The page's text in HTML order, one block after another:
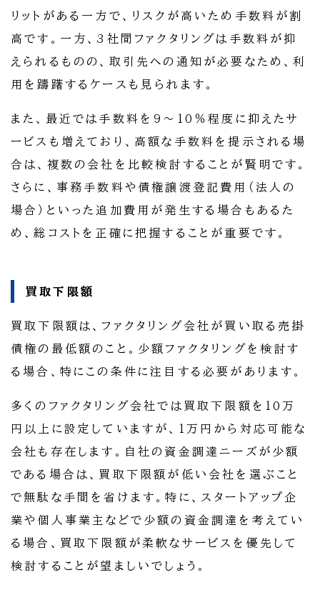
リットがある一方で、リスクが高いため手数料が割
高です。一方、3社間ファクタリングは手数料が抑
えられるものの、取引先への通知が必要なため、利
用を躊躇するケースも見られます。
また、最近では手数料を9～10％程度に抑えたサ
ービスも増えており、高額な手数料を提示される場
合は、複数の会社を比較検討することが賢明です。
さらに、事務手数料や債権譲渡登記費用（法人の
場合）といった追加費用が発生する場合もあるた
め、総コストを正確に把握することが重要です。
買取下限額
買取下限額は、ファクタリング会社が買い取る売掛
債権の最低額のこと。少額ファクタリングを検討す
る場合、特にこの条件に注目する必要があります。
多くのファクタリング会社では買取下限額を10万
円以上に設定していますが、1万円から対応可能な
会社も存在します。自社の資金調達ニーズが少額
である場合は、買取下限額が低い会社を選ぶこと
で無駄な手間を省けます。特に、スタートアップ企
業や個人事業主などで少額の資金調達を考えてい
る場合、買取下限額が柔軟なサービスを優先して
検討することが望ましいでしょう。